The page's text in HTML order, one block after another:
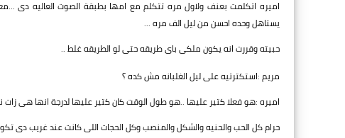
اميره اتكلمت بعنف ولاول مره تتكلم مع امها بطبقة الصوت العاليه دى
يستاهل وحده احسن من ليل الف مره ...
حبيته وقررت انه يكون ملكى باى طريقه حتى لو الطريقه غلط ..
مريم :استكترتيه على ليل الغلبانه مش كده ؟
اميره :هو فعلا كتير عليها ..هو طول الوقت كان كتير عليها لدرجة انها هى
حرام كل الحب والحنيه والشكل والمنصب وكل الحجات اللى كانت عند غريب دى